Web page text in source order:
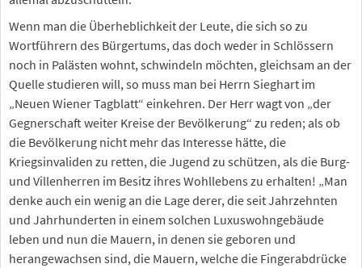
Wenn man die Überheblichkeit der Leute, die sich so zu
Wortführern des Bürgertums, das doch weder in Schlössern
noch in Palästen wohnt, schwindeln möchten, gleichsam an der
Quelle studieren will, so muss man bei Herrn Sieghart im
„Neuen Wiener Tagblatt“ einkehren. Der Herr wagt von „der
Gegnerschaft weiter Kreise der Bevölkerung“ zu reden; als ob
die Bevölkerung nicht mehr das Interesse hätte, die
Kriegsinvaliden zu retten, die Jugend zu schützen, als die Burg-
und Villenherren im Besitz ihres Wohllebens zu erhalten! „Man
denke auch ein wenig an die Lage derer, die seit Jahrzehnten
und Jahrhunderten in einem solchen Luxuswohngebäude
leben und nun die Mauern, in denen sie geboren und
herangewachsen sind, die Mauern, welche die Fingerabdrücke